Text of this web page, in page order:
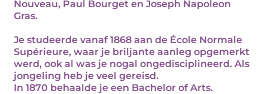
Nouveau, Paul Bourget en Joseph Napoleon
Gras.
Je studeerde vanaf 1868 aan de École Normale
Supérieure, waar je briljante aanleg opgemerkt
werd, ook al was je nogal ongedisciplineerd. Als
jongeling heb je veel gereisd.
In 1870 behaalde je een Bachelor of Arts.